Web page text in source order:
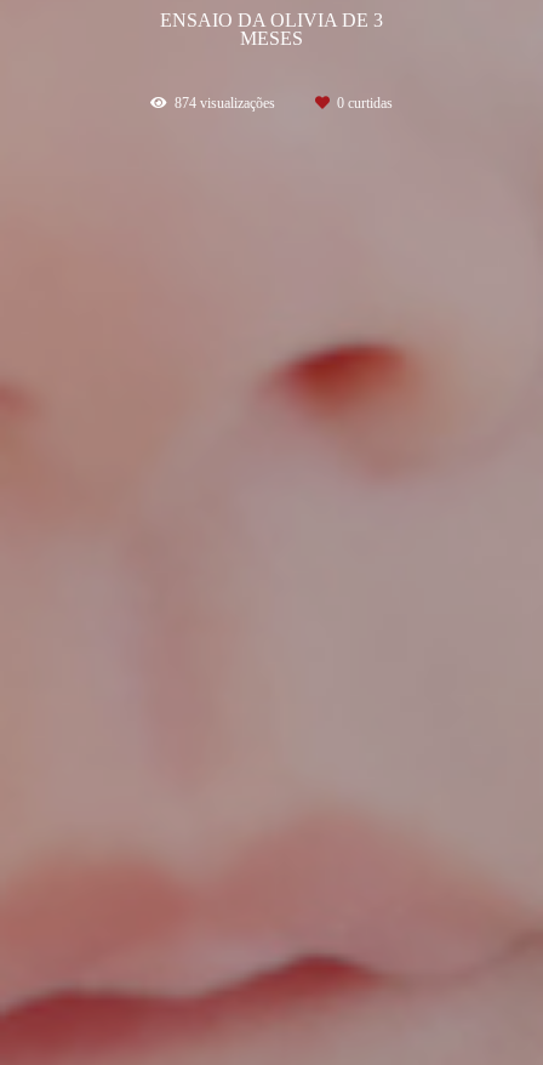
ENSAIO DA OLIVIA DE 3
MESES
874 visualizações 0 curtidas